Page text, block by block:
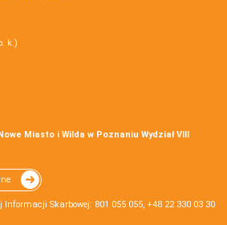
k.)
Miasto i Wilda w Poznaniu Wydział VIII
Informacji Skarbowej: 801 055 055, +48 22 330 03 30